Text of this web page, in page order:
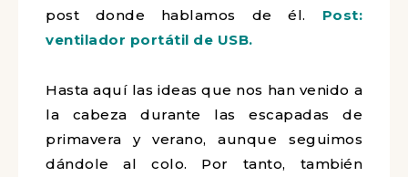
post donde hablamos de él. Post:
ventilador portátil de USB.
Hasta aquí las ideas que nos han venido a
la cabeza durante las escapadas de
primavera y verano, aunque seguimos
dándole al colo. Por tanto, también